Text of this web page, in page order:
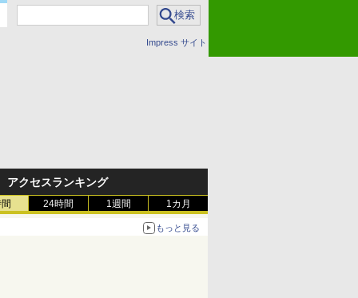
Impress サイト
アクセスランキング
24時間 1週間 1カ月
もっと見る